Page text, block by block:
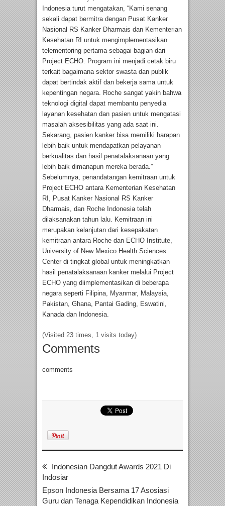
Indonesia turut mengatakan, “Kami senang
sekali dapat bermitra dengan Pusat Kanker
Nasional RS Kanker Dharmais dan Kementerian
Kesehatan RI untuk mengimplementasikan
telementoring pertama sebagai bagian dari
Project ECHO. Program ini menjadi cetak biru
terkait bagaimana sektor swasta dan publik
dapat bertindak aktif dan bekerja sama untuk
kepentingan negara. Roche sangat yakin bahwa
teknologi digital dapat membantu penyedia
layanan kesehatan dan pasien untuk mengatasi
masalah aksesibilitas yang ada saat ini.
Sekarang, pasien kanker bisa memiliki harapan
lebih baik untuk mendapatkan pelayanan
berkualitas dan hasil penatalaksanaan yang
lebih baik dimanapun mereka berada.”
Sebelumnya, penandatangan kemitraan untuk
Project ECHO antara Kementerian Kesehatan
RI, Pusat Kanker Nasional RS Kanker
Dharmais, dan Roche Indonesia telah
dilaksanakan tahun lalu. Kemitraan ini
merupakan kelanjutan dari kesepakatan
kemitraan antara Roche dan ECHO Institute,
University of New Mexico Health Sciences
Center di tingkat global untuk meningkatkan
hasil penatalaksanaan kanker melalui Project
ECHO yang diimplementasikan di beberapa
negara seperti Filipina, Myanmar, Malaysia,
Pakistan, Ghana, Pantai Gading, Eswatini,
Kanada dan Indonesia.
(Visited 23 times, 1 visits today)
Comments
comments
Indonesian Dangdut Awards 2021 Di
Indosiar
Epson Indonesia Bersama 17 Asosiasi
Guru dan Tenaga Kependidikan Indonesia